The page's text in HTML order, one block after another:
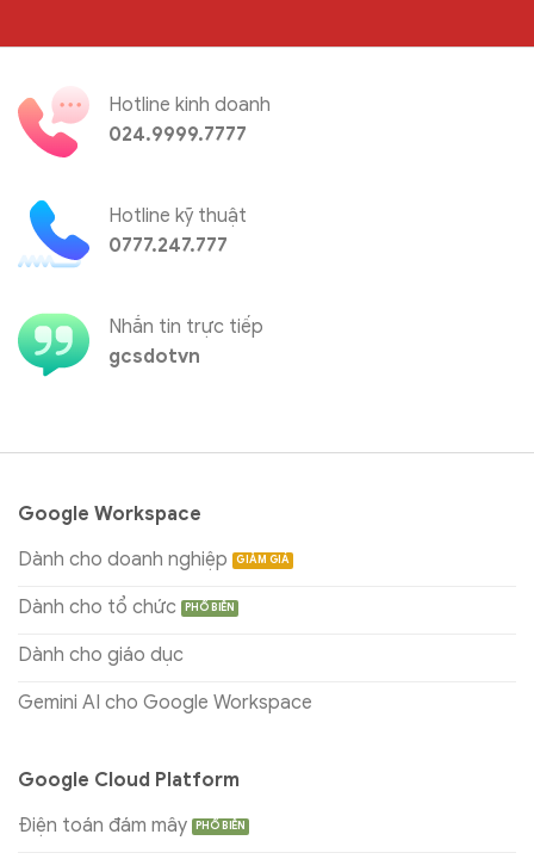
Hotline kinh doanh
024.9999.7777
Hotline kỹ thuật
0777.247.777
Nhắn tin trực tiếp
gcsdotvn
Google Workspace
Dành cho doanh nghiệp
Dành cho tổ chức
Dành cho giáo dục
Gemini AI cho Google Workspace
Google Cloud Platform
Điện toán đám mây